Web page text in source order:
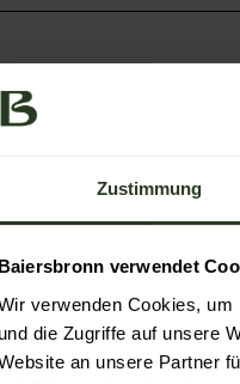
Zustimmung
Baiersbronn verwendet
verwenden Cookies,
und die Zugriffe auf unsere
an unsere Partner
Buhlbach
Bus am Bahnhof